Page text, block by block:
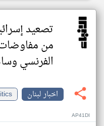
تصعيد
من
الفرنسي
اخبار لبنان
AP41DI